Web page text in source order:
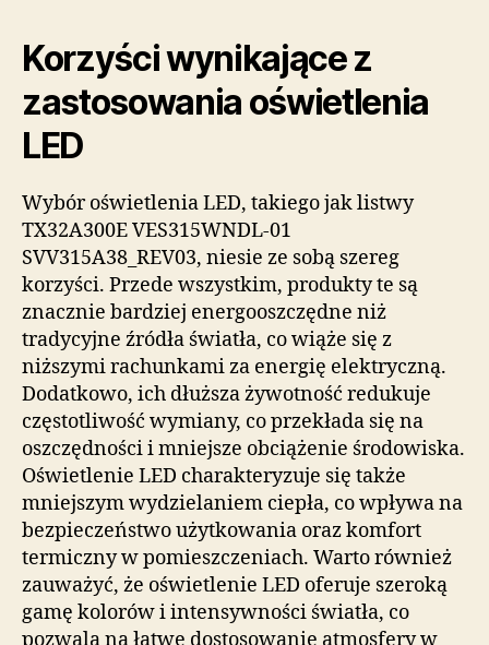
Korzyści wynikające z
zastosowania oświetlenia
LED
Wybór oświetlenia LED, takiego jak listwy
TX32A300E VES315WNDL-01
SVV315A38_REV03, niesie ze sobą szereg
korzyści. Przede wszystkim, produkty te są
znacznie bardziej energooszczędne niż
tradycyjne źródła światła, co wiąże się z
niższymi rachunkami za energię elektryczną.
Dodatkowo, ich dłuższa żywotność redukuje
częstotliwość wymiany, co przekłada się na
oszczędności i mniejsze obciążenie środowiska.
Oświetlenie LED charakteryzuje się także
mniejszym wydzielaniem ciepła, co wpływa na
bezpieczeństwo użytkowania oraz komfort
termiczny w pomieszczeniach. Warto również
zauważyć, że oświetlenie LED oferuje szeroką
gamę kolorów i intensywności światła, co